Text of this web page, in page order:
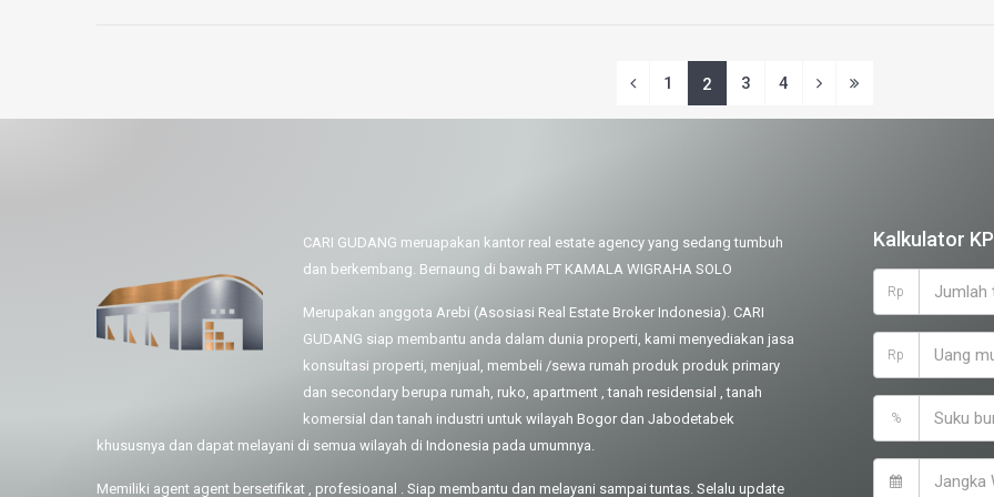
1 2 3 4
CARI GUDANG meruapakan kantor real estate agency yang sedang tumbuh
dan berkembang. Bernaung di bawah PT KAMALA WIGRAHA SOLO
Merupakan anggota Arebi (Asosiasi Real Estate Broker Indonesia). CARI
GUDANG siap membantu anda dalam dunia properti, kami menyediakan jasa
konsultasi properti, menjual, membeli /sewa rumah produk produk primary
dan secondary berupa rumah, ruko, apartment , tanah residensial , tanah
komersial dan tanah industri untuk wilayah Bogor dan Jabodetabek
khususnya dan dapat melayani di semua wilayah di Indonesia pada umumnya.
Memiliki agent agent bersetifikat , profesioanal . Siap membantu dan melayani sampai tuntas. Selalu update
Kalkulator
Rp
Rp
%